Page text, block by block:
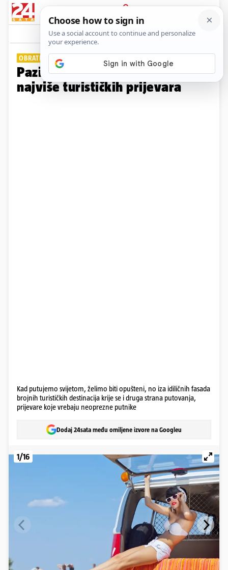
PRIJAVA
Galerija Komentari
OBRATITE PAŽNJU
Pazite se! Ovo su destinacije s
najviše turističkih prijevara
Kad putujemo svijetom, želimo biti opušteni, no iza idiličnih fasada
brojnih turističkih destinacija krije se i druga strana putovanja,
prijevare koje vrebaju neoprezne putnike
Dodaj 24sata među omiljene izvore na Googleu
1/16